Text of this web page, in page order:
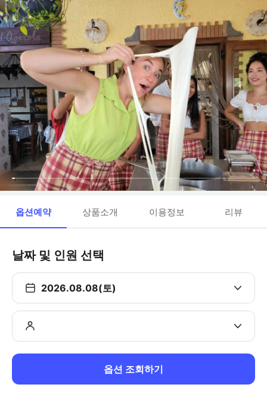
옵션예약 상품소개 이용정보 리뷰
날짜 및 인원 선택
2026.08.08(토)
옵션 조회하기